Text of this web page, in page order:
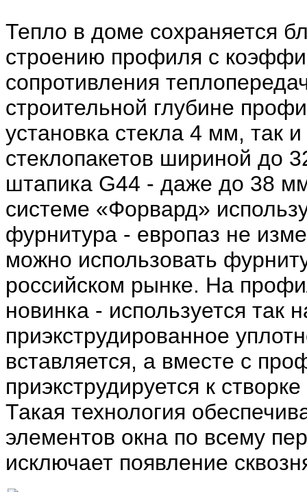
Тепло в доме сохраняется
строению профиля с
сопротивления
строительной глубине
установка стекла 4 мм, так и
стеклопакетов шириной до
штапика G44 - даже до 38
системе «Форвард»
фурнитура - европаз не
можно использовать
российском рынке. На
новинка - используется так
приэкструдированное
вставляется, а вместе с
приэкструдируется к
Такая технология
элементов окна по всему
исключает появление